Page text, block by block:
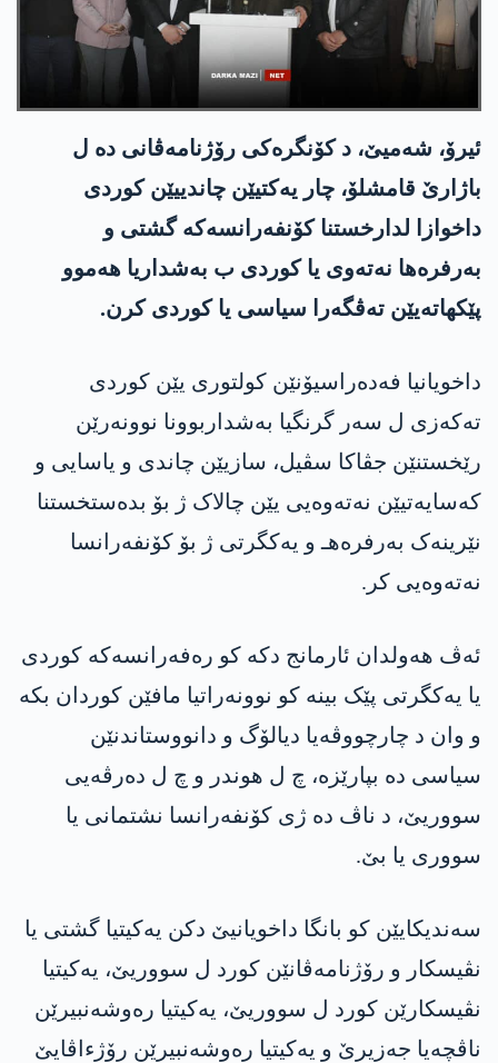
ئیرۆ، شەمیێ، د کۆنگرەکی رۆژنامەڤانی دە ل
باژارێ قامشلۆ، چار یەکتیێن چاندییێن کوردی
داخوازا لدارخستنا کۆنفەرانسه‌كه‌ گشتی و
بەرفرەها نەتەوی یا کوردی ب بەشداریا هەموو
پێکهاتەیێن تەڤگەرا سیاسی یا کوردی کرن.
داخویانیا فەدەراسیۆنێن کولتوری یێن کوردی
تەکەزی ل سەر گرنگیا بەشداربوونا نوونەرێن
رێخستنێن جڤاکا سڤیل، سازیێن چاندی و یاسایی و
کەسایەتیێن نەتەوەیی یێن چالاک ژ بۆ بدەستخستنا
نێرینەک بەرفرەهـ و یەکگرتی ژ بۆ کۆنفەرانسا
نەتەوەیی کر.
ئەڤ هەولدان ئارمانج دکە کو رەفەرانسەکە کوردی
یا یەکگرتی پێک بینە کو نوونەراتیا مافێن کوردان بکە
و وان د چارچووڤەیا دیالۆگ و دانووستاندنێن
سیاسی دە بپارێزە، چ ل هوندر و چ ل دەرڤەیی
سووریێ، د ناڤ دە ژی کۆنفەرانسا نشتمانی یا
سووری یا بێ.
سەندیکایێن کو بانگا داخویانیێ دکن یەکیتیا گشتی یا
نڤیسکار و رۆژنامەڤانێن کورد ل سووریێ، یەکیتیا
نڤیسکارێن کورد ل سووریێ، یەکیتیا رەوشەنبیرێن
ناڤچەیا جەزیرێ و یەکیتیا رەوشەنبیرێن رۆژءاڤایێ